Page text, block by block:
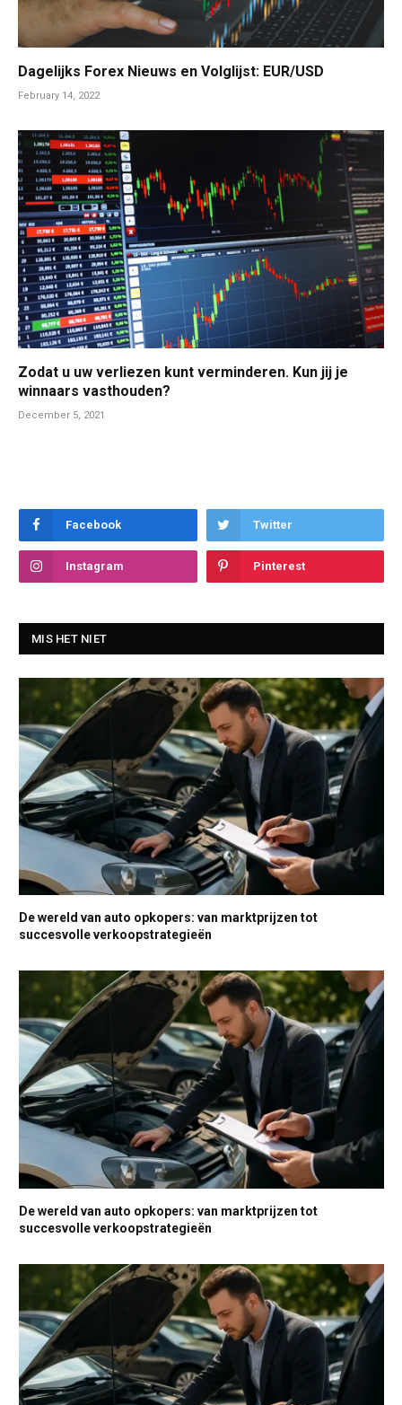
Dagelijks Forex Nieuws en Volglijst: EUR/USD
February 14, 2022
Zodat u uw verliezen kunt verminderen. Kun jij je
winnaars vasthouden?
December 5, 2021
Facebook Twitter
Instagram Pinterest
MIS HET NIET
De wereld van auto opkopers: van marktprijzen tot
succesvolle verkoopstrategieën
De wereld van auto opkopers: van marktprijzen tot
succesvolle verkoopstrategieën